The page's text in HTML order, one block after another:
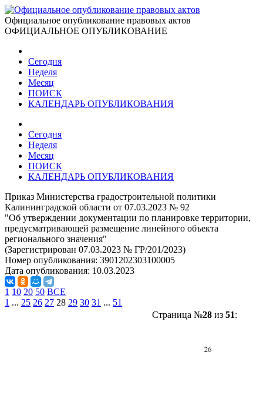
Официальное опубликование правовых актов
ОФИЦИАЛЬНОЕ ОПУБЛИКОВАНИЕ
Сегодня
Неделя
Месяц
ПОИСК
КАЛЕНДАРЬ ОПУБЛИКОВАНИЯ
Сегодня
Неделя
Месяц
ПОИСК
КАЛЕНДАРЬ ОПУБЛИКОВАНИЯ
Приказ Министерства градостроительной политики
Калининградской области от 07.03.2023 № 92
"Об утверждении документации по планировке территории,
предусматривающей размещение линейного объекта
регионального значения"
(Зарегистрирован 07.03.2023 № ГР/201/2023)
Номер опубликования: 3901202303100005
Дата опубликования: 10.03.2023
1 10 20 50 ВСЕ
1 ... 25 26 27 28 29 30 31 ... 51
Страница №28из 51: